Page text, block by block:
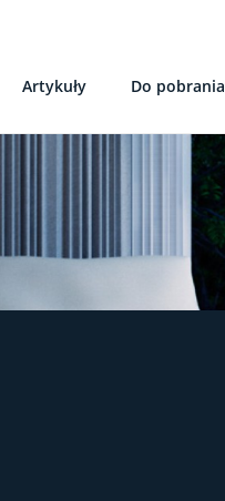
Artykuły Do pobrania